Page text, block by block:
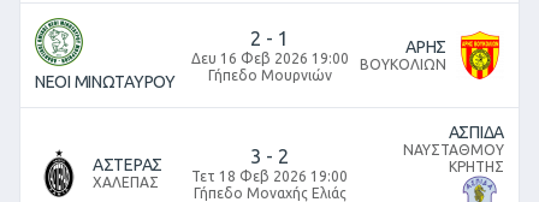
ΝΕΟΙ ΜΙΝΩΤΑΥΡΟΥ
2 - 1
Δευ 16 Φεβ 2026 19:00
Γήπεδο Μουρνιών
ΑΡΗΣ
ΒΟΥΚΟΛΙΩΝ
ΑΣΤΕΡΑΣ
ΧΑΛΕΠΑΣ
3 - 2
Τετ 18 Φεβ 2026 19:00
Γήπεδο Μοναχής Ελιάς
ΑΣΠΙΔΑ
ΝΑΥΣΤΑΘΜΟΥ
ΚΡΗΤΗΣ